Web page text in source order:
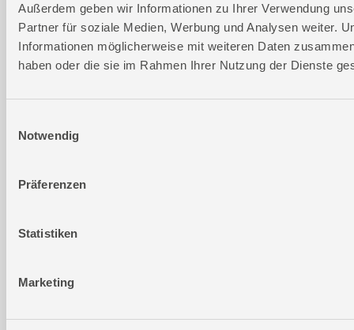
Außerdem geben wir Informationen zu Ihrer Verwendung
Partner für soziale Medien, Werbung und Analysen weiter.
Informationen möglicherweise mit weiteren Daten
haben oder die sie im Rahmen Ihrer Nutzung der Dienste
Notwendig
Präferenzen
Statistiken
Marketing
Ersatzteileversion FSL58512-01
Gültig für folgende Seriennummern (ersten 5 Ziffern der
Geräteseriennummer)
64092 71101 72872 75117 77363 78485 78973 79266
Ersatzteilliste 01